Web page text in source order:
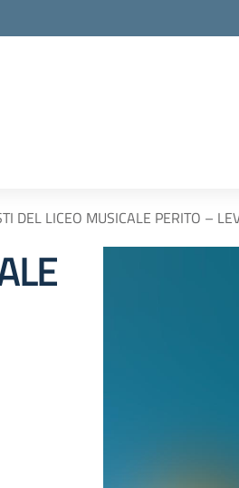
DEL LICEO MUSICALE PERITO –